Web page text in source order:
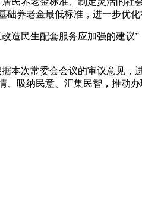
养老金最低标准，进一步优化
民生配套服务应加强的建议”
次常委会会议的审议意见，
、吸纳民意、汇集民智，推动